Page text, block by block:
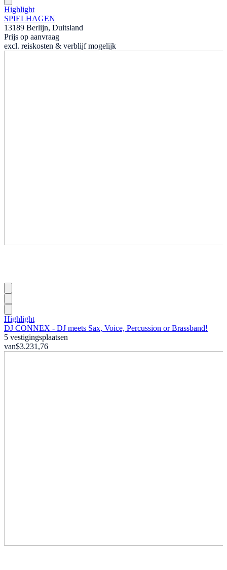
Highlight
SPIELHAGEN
13189 Berlijn, Duitsland
Prijs op aanvraag
excl. reiskosten & verblijf mogelijk
Highlight
DJ CONNEX - DJ meets Sax, Voice, Percussion or Brassband!
5 vestigingsplaatsen
van$3.231,76